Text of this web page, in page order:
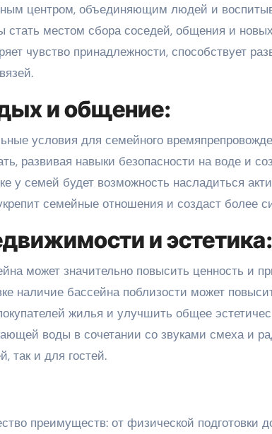
центром, объединяющим людей и
стать местом сбора соседей, общения и
чувство принадлежности, способствует
и общение:
условия для семейного
развивая навыки безопасности на воде и
у семей будет возможность насладиться
семейные отношения и создаст более
и эстетика:
может значительно повысить ценность и
наличие бассейна поблизости может
жилья и улучшить общее
воды в сочетании со звуками смеха и
так и для гостей.
преимуществ: от физической подготовки